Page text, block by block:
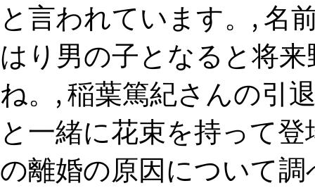
と言われています。, 名
はり男の子となると将
ね。, 稲葉篤紀さんの引
と一緒に花束を持って
の離婚の原因について